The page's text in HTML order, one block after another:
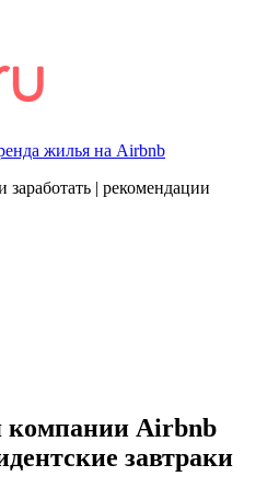
жилья на Airbnb
заработать | рекомендации
компании Airbnb
завтраки